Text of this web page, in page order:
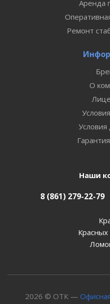
Аренда
Ремонт
О
Условия
Наши
8 (861) 279-22-79
Красных
2026 © ОТК —